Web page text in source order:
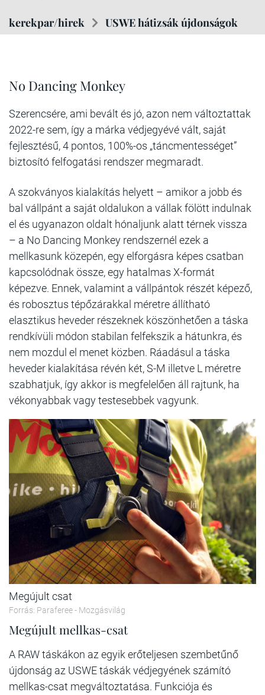
kerekpar/hirek USWE hátizsák újdonságok
No Dancing Monkey
Szerencsére, ami bevált és jó, azon nem változtattak
2022-re sem, így a márka védjegyévé vált, saját
fejlesztésű, 4 pontos, 100%-os „táncmentességet”
biztosító felfogatási rendszer megmaradt.
A szokványos kialakítás helyett – amikor a jobb és
bal vállpánt a saját oldalukon a vállak fölött indulnak
el és ugyanazon oldalt hónaljunk alatt térnek vissza
– a No Dancing Monkey rendszernél ezek a
mellkasunk közepén, egy elforgásra képes csatban
kapcsolódnak össze, egy hatalmas X-formát
képezve. Ennek, valamint a vállpántok részét képező,
és robosztus tépőzárakkal méretre állítható
elasztikus heveder részeknek köszönhetően a táska
rendkívüli módon stabilan felfekszik a hátunkra, és
nem mozdul el menet közben. Ráadásul a táska
heveder kialakítása révén két, S-M illetve L méretre
szabhatjuk, így akkor is megfelelően áll rajtunk, ha
vékonyabbak vagy testesebbek vagyunk.
Megújult csat
Forrás: Paraferee - Mozgásvilág
Megújult mellkas-csat
A RAW táskákon az egyik erőteljesen szembetűnő
újdonság az USWE táskák védjegyének számító
mellkas-csat megváltoztatása. Funkciója és